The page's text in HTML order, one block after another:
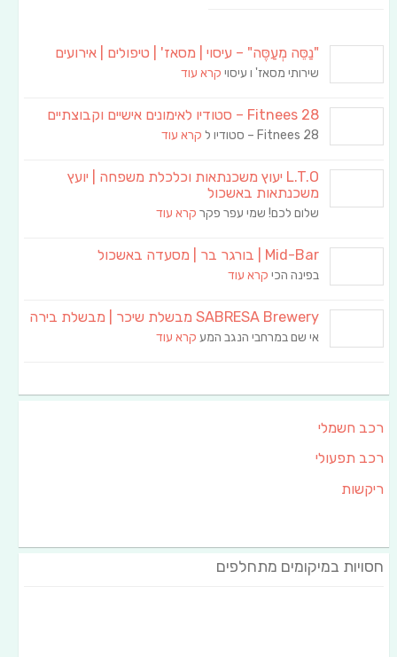
"נַסֵּה מְעַסֶּה" – עיסוי | מסאז' | טיפולים | אירועים
שירותי מסאז' ו עיסוי קרא עוד
Fitnees 28 – סטודיו לאימונים אישיים וקבוצתיים
Fitnees 28 – סטודיו ל קרא עוד
L.T.O יעוץ משכנתאות וכלכלת משפחה | יועץ
משכנתאות באשכול
שלום לכם! שמי עפר פקר קרא עוד
Mid-Bar | בורגר בר | מסעדה באשכול
בפינה הכי קרא עוד
SABRESA Brewery מבשלת שיכר | מבשלת בירה
אי שם במרחבי הנגב המע קרא עוד
רכב חשמלי
רכב תפעולי
ריקשות
חסויות במיקומים מתחלפים